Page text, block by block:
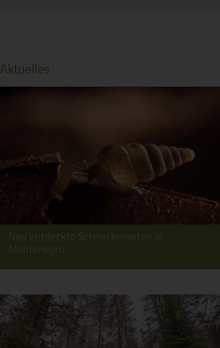
Aktuelles
Neu entdeckte Schneckenarten in
Montenegro